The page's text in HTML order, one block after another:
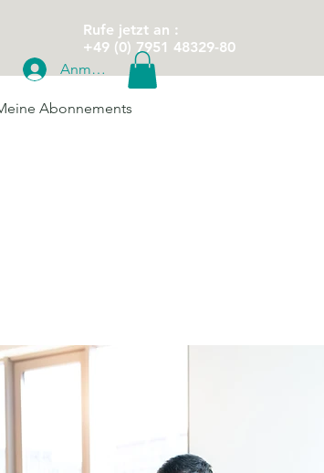
Rufe jetzt an :
+49 (0) 7951 48329-80
Abonnements
Anmelden